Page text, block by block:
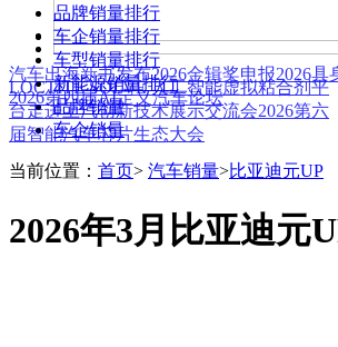
汽车出海新书发布2026金辑奖申报2026具
2026第四届AI定义汽车论坛
LOCTITE SOLVE 人工智能虚拟粘合剂平
台走进上汽创新技术展示交流会2026第六
届智能汽车芯片生态大会
品牌销量排行
车企销量排行
车型销量排行
新能源销量排行
品牌销量
车企销量
当前位置： 首页> 汽车销量>比亚迪元UP
2026年3月比亚迪元